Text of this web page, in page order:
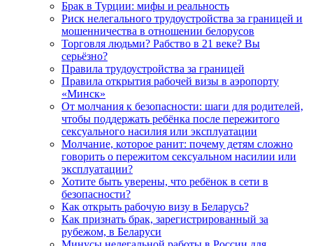
Брак в Турции: мифы и реальность
Риск нелегального трудоустройства за границей и
мошенничества в отношении белорусов
Торговля людьми? Рабство в 21 веке? Вы
серьёзно?
Правила трудоустройства за границей
Правила открытия рабочей визы в аэропорту
«Минск»
От молчания к безопасности: шаги для родителей,
чтобы поддержать ребёнка после пережитого
сексуального насилия или эксплуатации
Молчание, которое ранит: почему детям сложно
говорить о пережитом сексуальном насилии или
эксплуатации?
Хотите быть уверены, что ребёнок в сети в
безопасности?
Как открыть рабочую визу в Беларусь?
Как признать брак, зарегистрированный за
рубежом, в Беларуси